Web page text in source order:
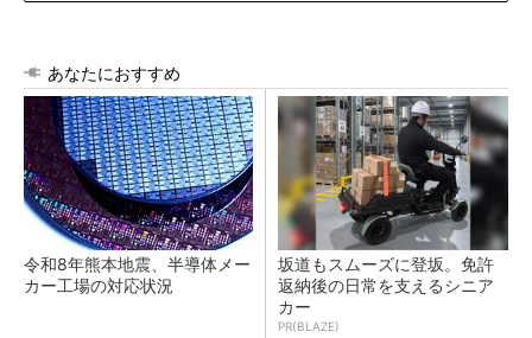
あなたにおすすめ
令和8年熊本地震、半導体メー
カー工場の対応状況
坂道もスムーズに登坂。免許
返納後の日常を支えるシニア
カー
PR(BLAZE)